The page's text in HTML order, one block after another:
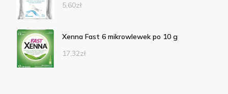
5,60zł
Xenna Fast 6 mikrowlewek po 10 g
17,32zł